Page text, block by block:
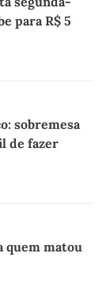
para R$ 5
sobremesa
de fazer
quem matou